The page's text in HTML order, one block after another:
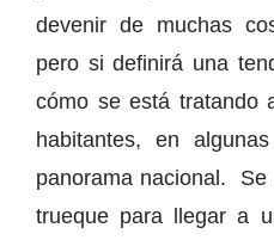
devenir de muchas
pero si definirá una
cómo se está tratando
habitantes, en
panorama nacional.
trueque para llegar a